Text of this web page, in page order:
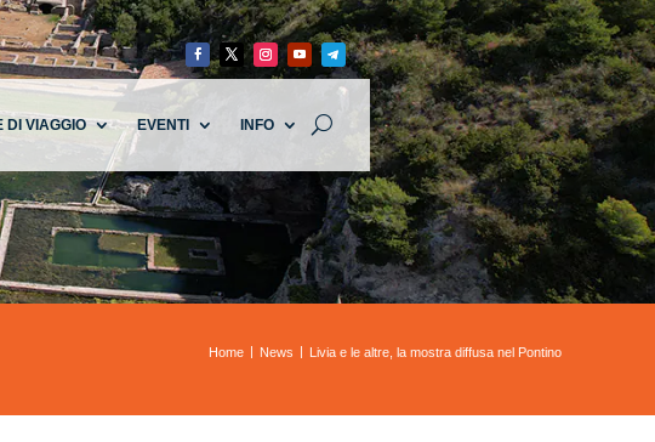
DI VIAGGIO EVENTI INFO
Home News Livia e le altre, la mostra diffusa nel Pontino